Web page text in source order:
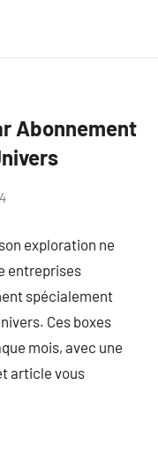
Abonnement
exploration ne
entreprises
spécialement
Ces boxes
mois, avec une
article vous